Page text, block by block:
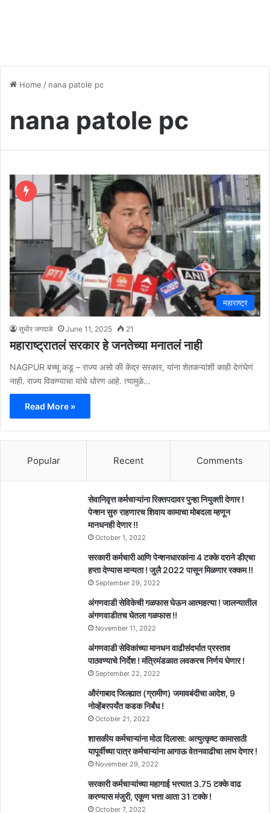
Home / nana patole pc
nana patole pc
महाराष्ट्र
सुधीर जगदाळे June 11, 2025 21
महाराष्ट्रातलं सरकार हे जनतेच्या मनातलं नाही
NAGPUR बच्चू कडू – राज्य असो की केंद्र सरकार, यांना शेतकऱ्यांशी काही देणंघेणं
नाही. राज्य विकण्याचा यांचे धोरण आहे. त्यामुळे…
Read More »
Popular Recent Comments
सेवानिवृत्त कर्मचाऱ्यांना रिक्तपदावर पुन्हा नियुक्ती देणार !
पेन्शन सुरु राहणारच शिवाय कामाचा मोबदला म्हणून
मानधनही देणार !!
October 1, 2022
सरकारी कर्मचारी आणि पेन्शनधारकांना 4 टक्के दराने डीएचा
हप्ता देण्यास मान्यता ! जुलै 2022 पासून मिळणार रक्कम !!
September 29, 2022
अंगणवाडी सेविकेची गळफास घेऊन आत्महत्या ! जालन्यातील
अंगणवाडीतच घेतला गळफास !!
November 11, 2022
अंगणवाडी सेविकांच्या मानधन वाढीसंदर्भात प्रस्ताव
पाठवण्याचे निर्देश ! मंत्रिमंडळात लवकरच निर्णय घेणार !
September 22, 2022
औरंगाबाद जिल्ह्यात (ग्रामीण) जमावबंदीचा आदेश, 9
नोव्हेंबरपर्यंत कडक निर्बंध !
October 21, 2022
शासकीय कर्मचाऱ्यांना मोठा दिलासा: अत्युत्कृष्ट कामासाठी
यापूर्वीच्या पात्र कर्मचाऱ्यांना आगाऊ वेतनवाढीचा लाभ देणार !
November 29, 2022
सरकारी कर्मचाऱ्यांच्या महागाई भत्त्यात 3.75 टक्के वाढ
करण्यास मंजुरी, एकूण भत्ता आता 31 टक्के !
October 7, 2022